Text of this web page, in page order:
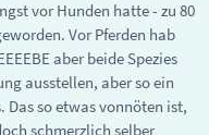
vor Hunden hatte - zu 80
Vor Pferden hab
aber beide Spezies
ausstellen, aber so ein
so etwas vonnöten ist,
schmerzlich selber